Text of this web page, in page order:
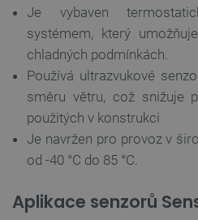
Je vybaven
systémem, který
chladných podmínkách.
Používá ultrazvukové
směru větru, což snižuje
použitých v konstrukci
Je navržen pro provoz v
od -40 °C do 85 °C.
Aplikace senzorů